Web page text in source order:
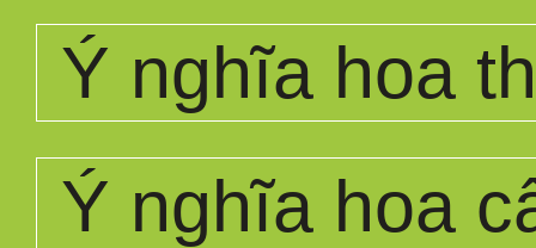
Ý nghĩa hoa
Ý nghĩa hoa